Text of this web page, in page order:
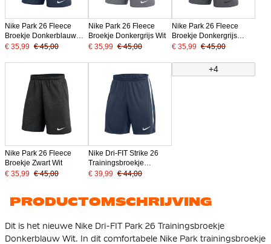
Nike Park 26 Fleece
Broekje Donkerblauw
Wit
€ 35,99 € 45,00
Nike Park 26 Fleece
Broekje Donkergrijs Wit
€ 35,99 € 45,00
Nike Park 26 Fleece
Broekje Donkergrijs
Zwart
€ 35,99 € 45,00
Nike Park 26 Fleece
Broekje Zwart Wit
€ 35,99 € 45,00
Nike Dri-FIT Strike 26
Trainingsbroekje
Donkerblauw Wit
€ 39,99 € 44,00
+4
PRODUCTOMSCHRIJVING
Dit is het nieuwe Nike Dri-FIT Park 26 Trainingsbroekje
Donkerblauw Wit. In dit comfortabele Nike Park trainingsbroekje